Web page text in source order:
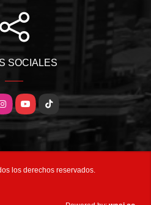
SOCIALES
YouTubeTikTok
los derechos reservados.